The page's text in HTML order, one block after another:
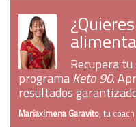
Recupera
programaKeto 90.
resultados
Mariaximena Garavito, tu